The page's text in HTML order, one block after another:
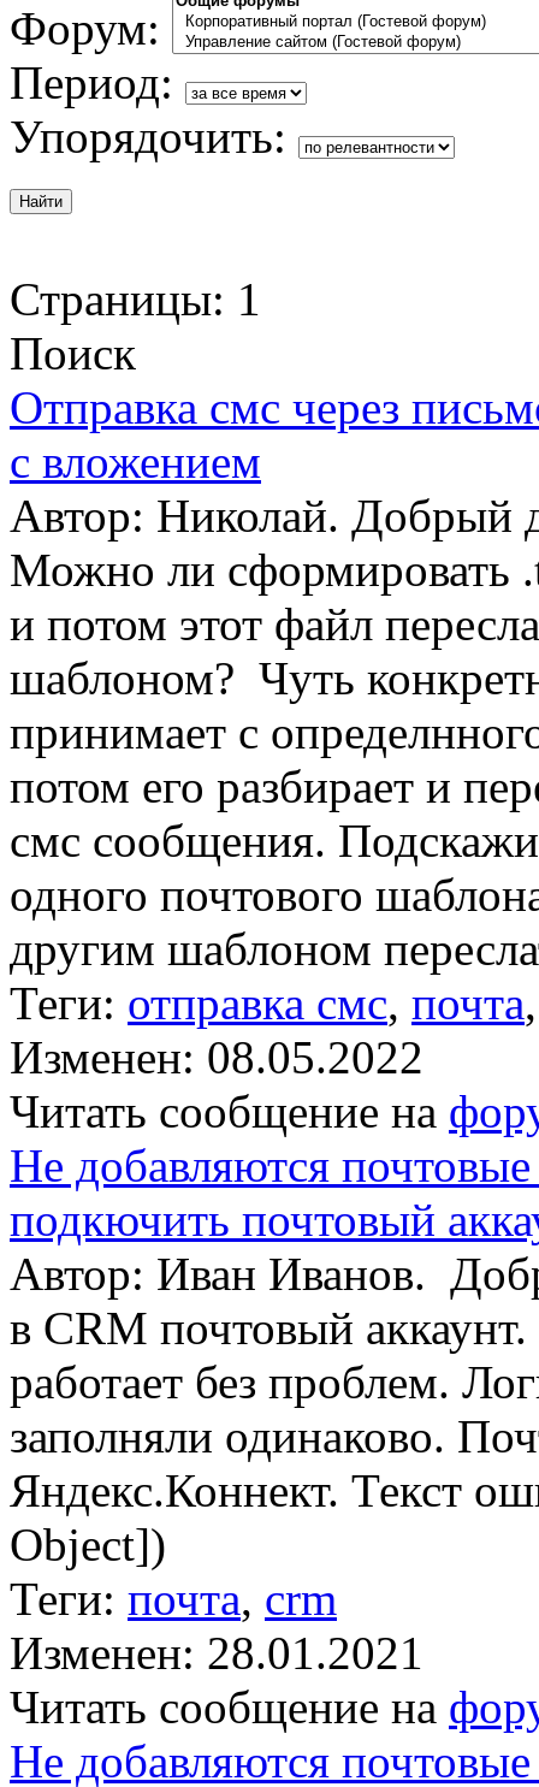
Форум:
Период:
Упорядочить:
Страницы: 1
Поиск
Отправка смс через
с вложением
Автор: Николай. Добрый
Можно ли сформировать
и потом этот файл
шаблоном? Чуть
принимает с
потом его разбирает и
смс сообщения.
одного почтового
другим шаблоном
Теги: отправка смс, почта
Изменен: 08.05.2022
Читать сообщение на
Не добавляются
подкючить почтовый
Автор: Иван Иванов.
в CRM почтовый
работает без проблем.
заполняли одинаково.
Яндекс.Коннект. Текст
Object])
Теги: почта, crm
Изменен: 28.01.2021
Читать сообщение на
Не добавляются